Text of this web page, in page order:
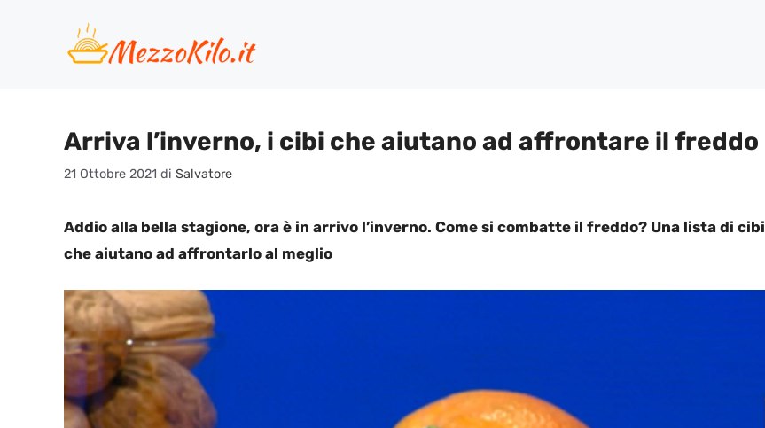
contenuto
Arriva l’inverno, i cibi che aiutano ad affrontare il freddo
21 Ottobre 2021 di Salvatore
Addio alla bella stagione, ora è in arrivo l’inverno. Come si combatte il freddo? Una lista di cibi
che aiutano ad affrontarlo al meglio